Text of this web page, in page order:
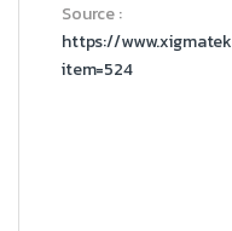
Source :
https://
item=524